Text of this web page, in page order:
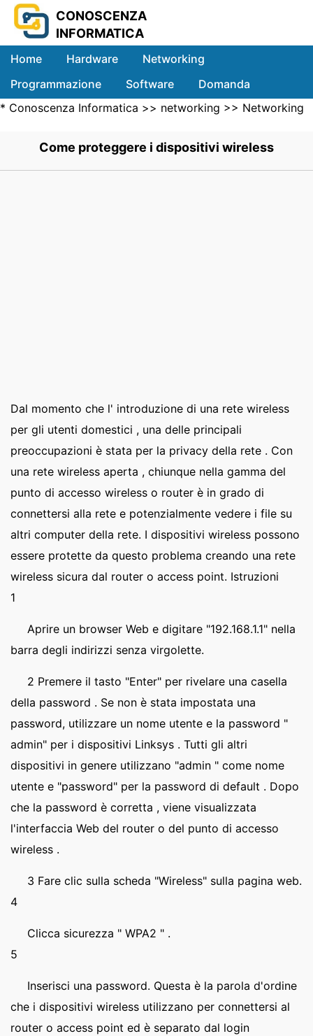
CONOSCENZA
INFORMATICA
Home Hardware
Networking
Programmazione
Software
Domanda
Sistemi
* Conoscenza Informatica >> networking >> Networking
Come proteggere i dispositivi wireless
Dal momento che l' introduzione di una rete wireless
per gli utenti domestici , una delle principali
preoccupazioni è stata per la privacy della rete . Con
una rete wireless aperta , chiunque nella gamma del
punto di accesso wireless o router è in grado di
connettersi alla rete e potenzialmente vedere i file su
altri computer della rete. I dispositivi wireless possono
essere protette da questo problema creando una rete
wireless sicura dal router o access point. Istruzioni
1
Aprire un browser Web e digitare "192.168.1.1" nella
barra degli indirizzi senza virgolette.
2 Premere il tasto "Enter" per rivelare una casella
della password . Se non è stata impostata una
password, utilizzare un nome utente e la password "
admin" per i dispositivi Linksys . Tutti gli altri
dispositivi in genere utilizzano "admin " come nome
utente e "password" per la password di default . Dopo
che la password è corretta , viene visualizzata
l'interfaccia Web del router o del punto di accesso
wireless .
3 Fare clic sulla scheda "Wireless" sulla pagina web.
4
Clicca sicurezza " WPA2 " .
5
Inserisci una password. Questa è la parola d'ordine
che i dispositivi wireless utilizzano per connettersi al
router o access point ed è separato dal login